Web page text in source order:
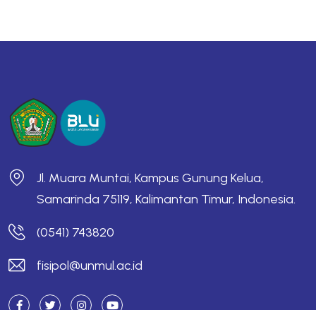
Jl. Muara Muntai, Kampus Gunung Kelua,
Samarinda 75119, Kalimantan Timur, Indonesia.
(0541) 743820
fisipol@unmul.ac.id